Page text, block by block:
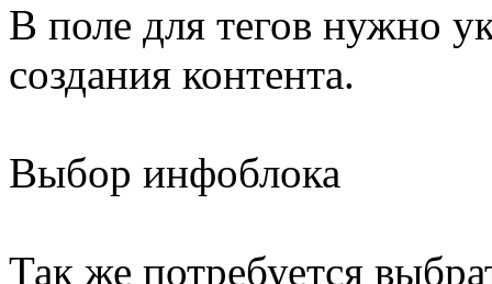
В поле для тегов нужно
создания контента.
Выбор инфоблока
Так же потребуется